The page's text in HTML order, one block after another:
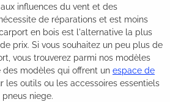
influences du vent et des
de réparations et est moins
en bois est l'alternative la plus
prix. Si vous souhaitez un peu plus de
vous trouverez parmi nos modèles
modèles qui offrent un espace de
les outils ou les accessoires essentiels
niege.